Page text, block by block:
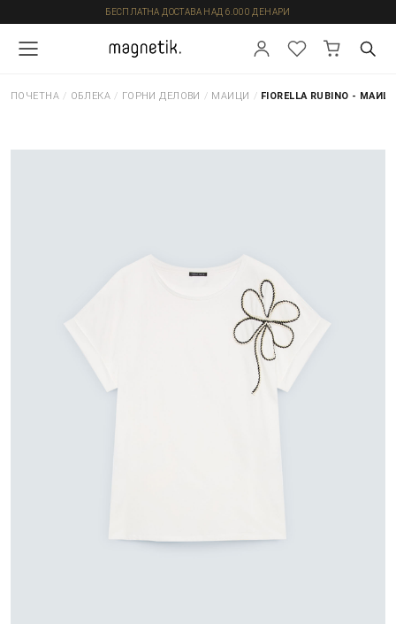
БЕСПЛАТНА ДОСТАВА НАД 6.000 ДЕНАРИ
ПОЧЕТНА / ОБЛЕКА / ГОРНИ ДЕЛОВИ / МАИЦИ / FIORELLA RUBINO -